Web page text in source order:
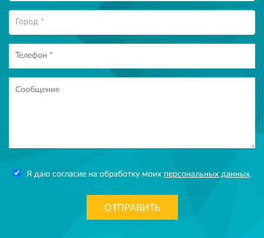
Я даю согласие на обработку моих персональных данных.
ОТПРАВИТЬ